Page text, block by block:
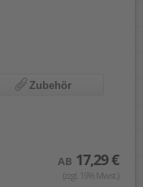
Zubehör
AB 17,29 €
(zzgl. 19% Mwst.)